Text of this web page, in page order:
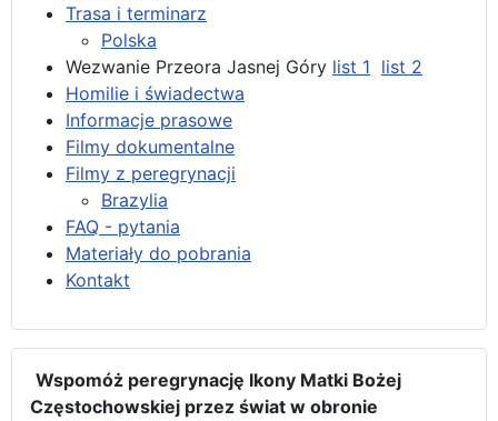
Trasa i terminarz
Polska
Wezwanie Przeora Jasnej Góry list 1 list 2
Homilie i świadectwa
Informacje prasowe
Filmy dokumentalne
Filmy z peregrynacji
Brazylia
FAQ - pytania
Materiały do pobrania
Kontakt
Wspomóż peregrynację Ikony Matki Bożej
Częstochowskiej przez świat w obronie